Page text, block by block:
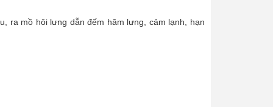
ra mồ hôi lưng dẫn đếm hăm lưng, cảm lạnh, hạn